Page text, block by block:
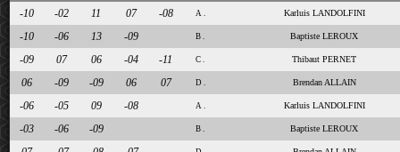
-10 -02 11 07 -08 A . Karluis LANDOLFINI
-10 -06 13 -09 B . Baptiste LEROUX
-09 07 06 -04 -11 C . Thibaut PERNET
06 -09 -09 06 07 D . Brendan ALLAIN
-06 -05 09 -08 A . Karluis LANDOLFINI
-03 -06 -09 B . Baptiste LEROUX